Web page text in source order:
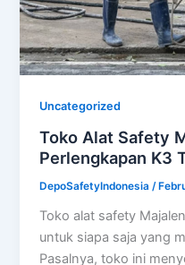
Uncategorized
Toko Alat Safety
Perlengkapan K3
DepoSafetyIndonesia/
Toko alat safety
untuk siapa saja yang
Pasalnya, toko ini